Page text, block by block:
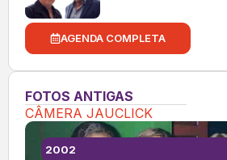
AGENDA COMPLETA
FOTOS ANTIGAS
CÂMERA JAUCLICK
2002